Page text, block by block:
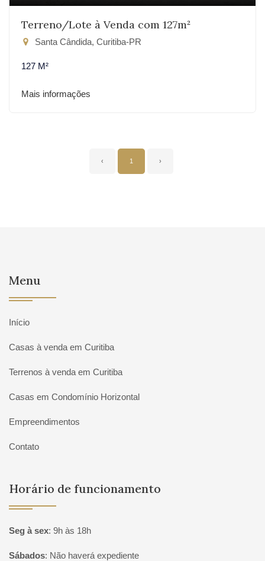
Terreno/Lote à Venda com 127m²
Santa Cândida, Curitiba-PR
127 M²
Mais informações
‹ 1 ›
Menu
Início
Casas à venda em Curitiba
Terrenos à venda em Curitiba
Casas em Condomínio Horizontal
Empreendimentos
Contato
Horário de funcionamento
Seg à sex: 9h às 18h
Sábados: Não haverá expediente